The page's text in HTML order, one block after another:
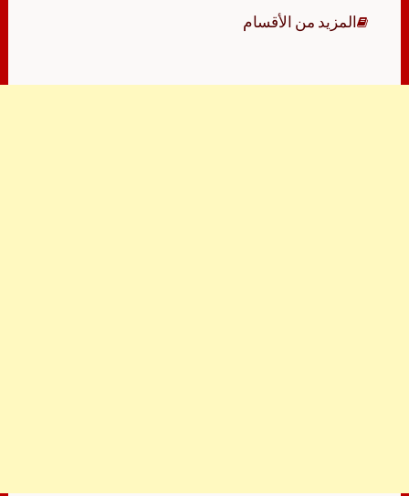
المزيد من الأقسام